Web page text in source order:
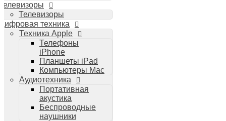
Телевизоры
техника
Техника Apple
Телефоны
iPhone
Планшеты iPad
Компьютеры Mac
Аудиотехника
Портативная
акустика
Беспроводные
наушники